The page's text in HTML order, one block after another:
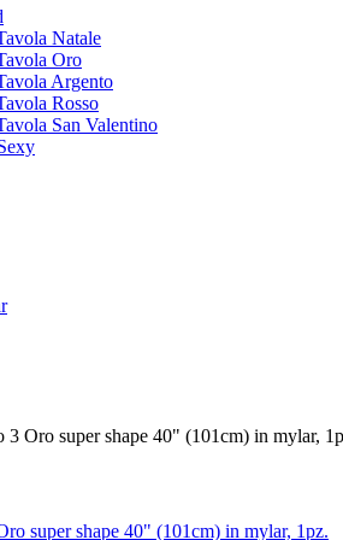
Natale
Oro
Argento
Rosso
San Valentino
3 Oro super shape 40" (101cm) in mylar,